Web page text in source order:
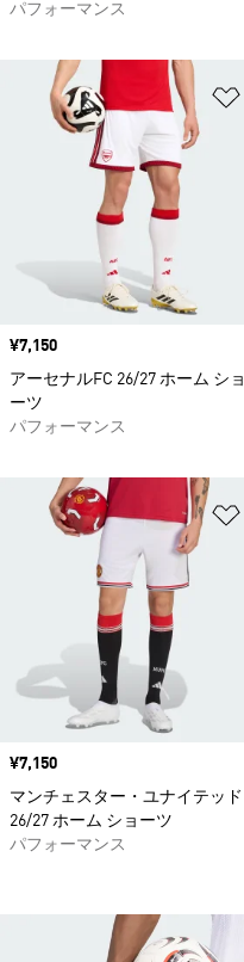
パフォーマンス
価格
¥7,150
アーセナルFC 26/27 ホーム ショ
ーツ
パフォーマンス
価格
¥7,150
マンチェスター・ユナイテッド
26/27 ホーム ショーツ
パフォーマンス